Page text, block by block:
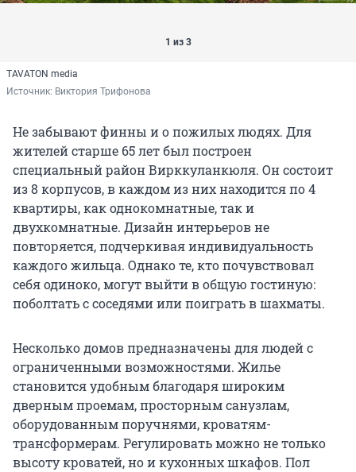
1 из 3
TAVATON media
Источник: Виктория Трифонова
Не забывают финны и о пожилых людях. Для
жителей старше 65 лет был построен
специальный район Вирккуланкюля. Он состоит
из 8 корпусов, в каждом из них находится по 4
квартиры, как однокомнатные, так и
двухкомнатные. Дизайн интерьеров не
повторяется, подчеркивая индивидуальность
каждого жильца. Однако те, кто почувствовал
себя одиноко, могут выйти в общую гостиную:
поболтать с соседями или поиграть в шахматы.
Несколько домов предназначены для людей с
ограниченными возможностями. Жилье
становится удобным благодаря широким
дверным проемам, просторным санузлам,
оборудованным поручнями, кроватям-
трансформерам. Регулировать можно не только
высоту кроватей, но и кухонных шкафов. Пол